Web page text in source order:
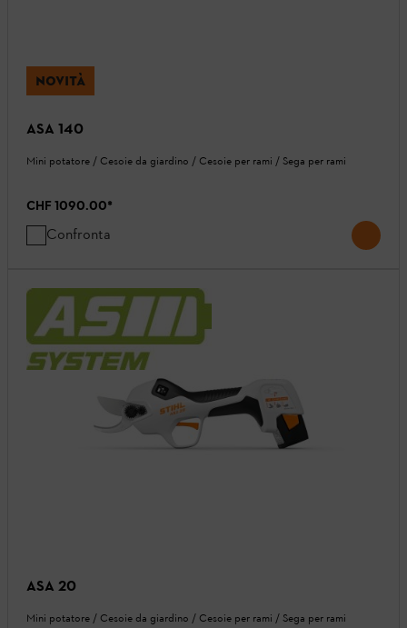
NOVITÀ
ASA 140
Mini potatore / Cesoie da giardino / Cesoie per rami / Sega per rami
CHF 1090.00*
Confronta
ASA 20
Mini potatore / Cesoie da giardino / Cesoie per rami / Sega per rami